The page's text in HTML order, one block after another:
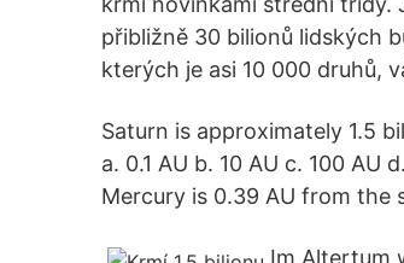
přibližně 30 bilionů lidských
kterých je asi 10 000 druhů,
Saturn is approximately 1.5
a. 0.1 AU b. 10 AU c. 100 AU
Mercury is 0.39 AU from the
Im Altertum